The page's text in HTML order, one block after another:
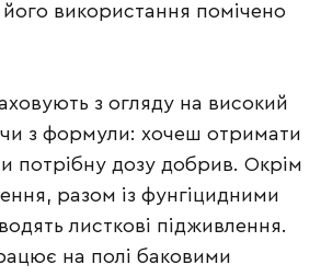
використання помічено
з огляду на високий
з формули: хочеш отримати
потрібну дозу добрив. Окрім
разом із фунгіцидними
листкові підживлення.
на полі баковими